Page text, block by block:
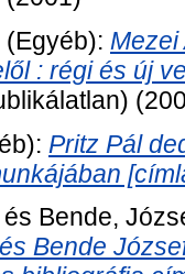
(Egyéb):
: régi és új
Pritz Pál
és Bende,
Bende